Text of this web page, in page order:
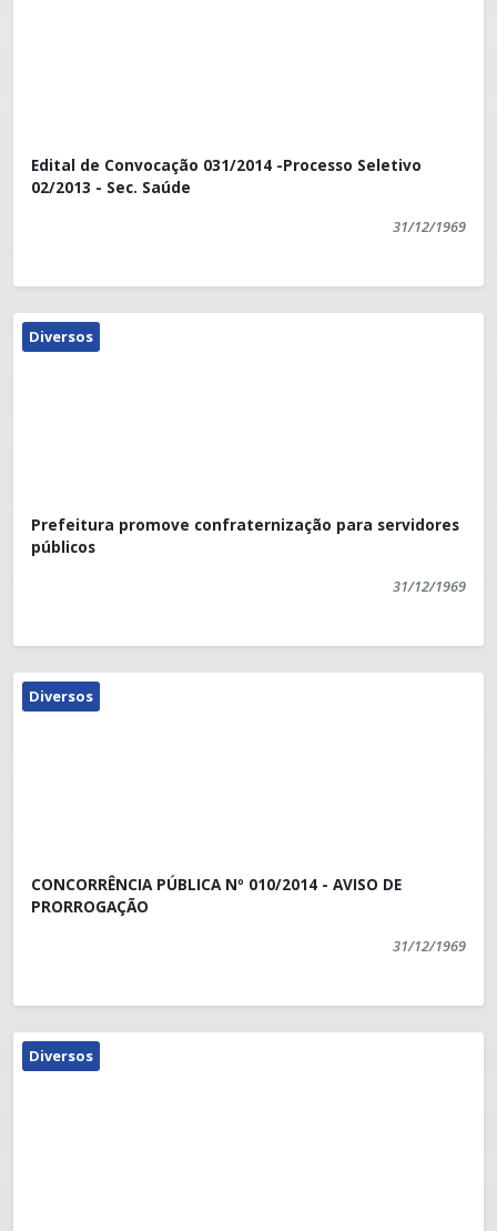
Edital de Convocação 031/2014 -Processo Seletivo
02/2013 - Sec. Saúde
31/12/1969
Diversos
Prefeitura promove confraternização para servidores
públicos
31/12/1969
Diversos
CONCORRÊNCIA PÚBLICA Nº 010/2014 - AVISO DE
PRORROGAÇÃO
31/12/1969
Diversos